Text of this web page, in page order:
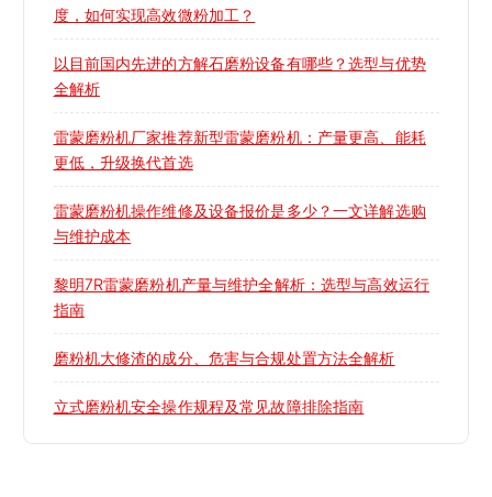
度，如何实现高效微粉加工？
以目前国内先进的方解石磨粉设备有哪些？选型与优势
全解析
雷蒙磨粉机厂家推荐新型雷蒙磨粉机：产量更高、能耗
更低，升级换代首选
雷蒙磨粉机操作维修及设备报价是多少？一文详解选购
与维护成本
黎明7R雷蒙磨粉机产量与维护全解析：选型与高效运行
指南
磨粉机大修渣的成分、危害与合规处置方法全解析
立式磨粉机安全操作规程及常见故障排除指南